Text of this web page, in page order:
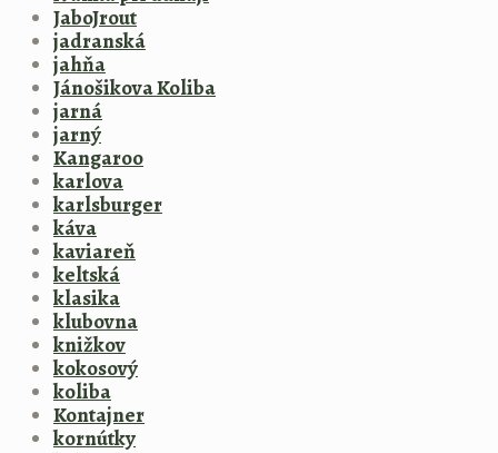
JaboJrout
jadranská
jahňa
Jánošikova Koliba
jarná
jarný
Kangaroo
karlova
karlsburger
káva
kaviareň
keltská
klasika
klubovna
knižkov
kokosový
koliba
Kontajner
kornútky